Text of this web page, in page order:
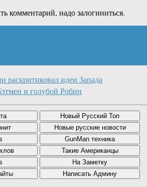
комментарий, надо залогиниться.
раскритиковал идеи Запада
и голубой Робин